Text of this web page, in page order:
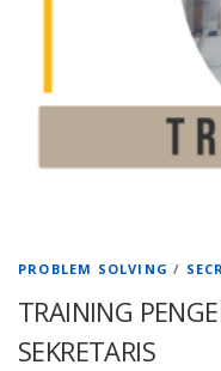
PROBLEM SOLVING /
TRAINING
SEKRETARIS